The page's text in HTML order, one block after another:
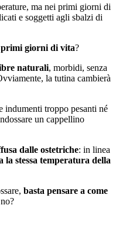
ma nei primi giorni di
e soggetti agli sbalzi di
primi giorni di vita?
naturali, morbidi, senza
la tutina cambierà
indumenti troppo pesanti né
un cappellino
dalle ostetriche: in linea
la stessa temperatura della
basta pensare a come